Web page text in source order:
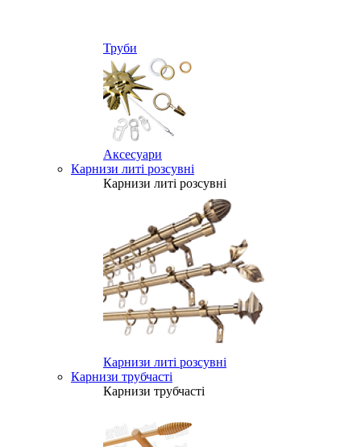
Труби
Аксесуари
Карнизи литі розсувні
Карнизи литі розсувні
Карнизи литі розсувні
Карнизи трубчасті
Карнизи трубчасті